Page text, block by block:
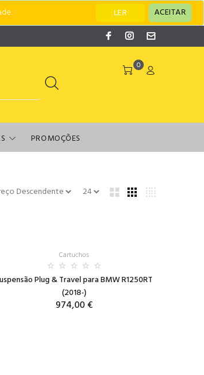
LER
ACEITAR
0
PROMOÇÕES
Cartuchos
Plug & Travel para BMW R1250RT
(2018-)
974,00 €